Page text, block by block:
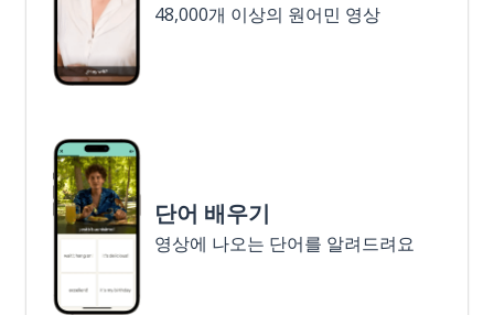
48,000개 이상의 원어민 영상
단어 배우기
영상에 나오는 단어를 알려드려요